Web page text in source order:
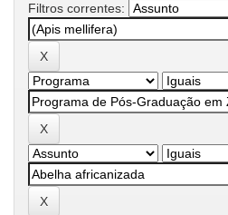
Filtros correntes: